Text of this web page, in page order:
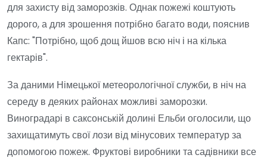
для захисту від заморозків. Однак пожежі коштують
дорого, а для зрошення потрібно багато води, пояснив
Капс: "Потрібно, щоб дощ йшов всю ніч і на кілька
гектарів".
За даними Німецької метеорологічної служби, в ніч на
середу в деяких районах можливі заморозки.
Виноградарі в саксонській долині Ельби оголосили, що
захищатимуть свої лози від мінусових температур за
допомогою пожеж. Фруктові виробники та садівники все